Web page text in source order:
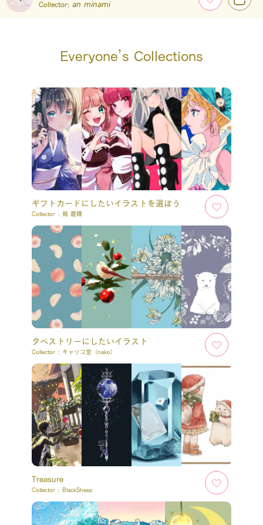
Collector: 𝘢𝘯 𝘮𝘪𝘯𝘢𝘮𝘪
Everyone’s Collections
ギフトカードにしたいイラストを選ぼう
Collector : 剱 磨輝
タペストリーにしたいイラスト
Collector : キャリコ堂（nako）
Treasure
Collector : BlackSheep